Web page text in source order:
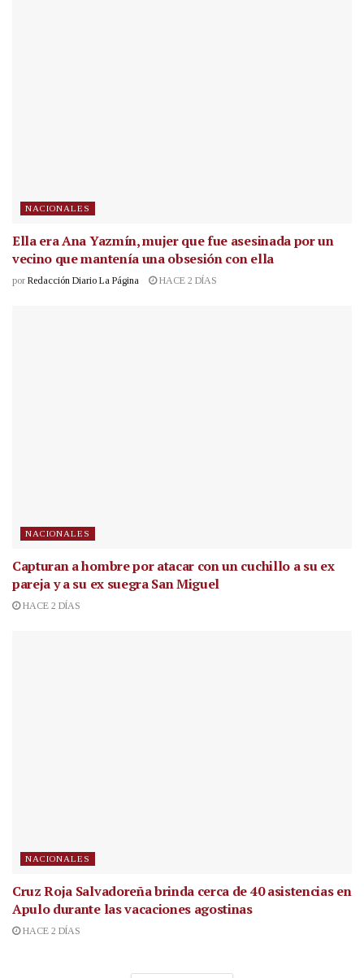
NACIONALES
Ella era Ana Yazmín, mujer que fue asesinada por un
vecino que mantenía una obsesión con ella
por Redacción Diario La Página HACE 2 DÍAS
NACIONALES
Capturan a hombre por atacar con un cuchillo a su ex
pareja y a su ex suegra San Miguel
HACE 2 DÍAS
NACIONALES
Cruz Roja Salvadoreña brinda cerca de 40 asistencias en
Apulo durante las vacaciones agostinas
HACE 2 DÍAS